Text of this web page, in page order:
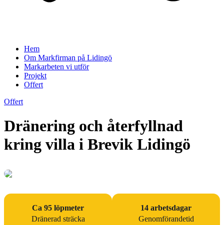
Hem
Om Markfirman på Lidingö
Markarbeten vi utför
Projekt
Offert
Offert
Dränering och återfyllnad
kring villa i Brevik Lidingö
Ca 95 löpmeter
Dränerad sträcka
14 arbetsdagar
Genomförandetid